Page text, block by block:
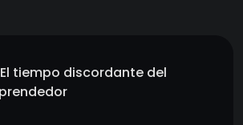
tiempo discordante del